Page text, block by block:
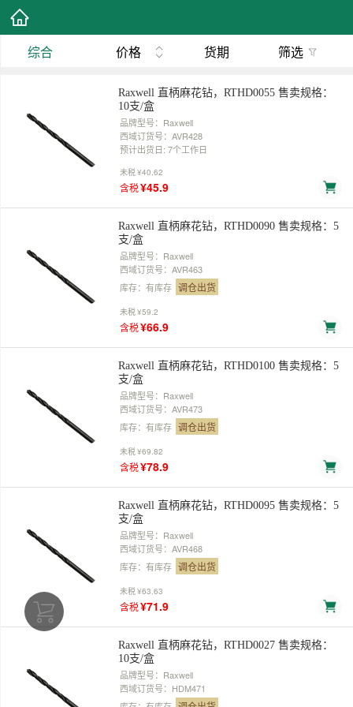
综合 价格 货期 筛选
Raxwell 直柄麻花钻，RTHD0055 售卖规格：
10支/盒
品牌型号：Raxwell
西域订货号：AVR428
预计出货日: 7个工作日
未税¥40.62
含税¥45.9
Raxwell 直柄麻花钻，RTHD0090 售卖规格：5
支/盒
品牌型号：Raxwell
西域订货号：AVR463
库存：有库存 调仓出货
未税¥59.2
含税¥66.9
Raxwell 直柄麻花钻，RTHD0100 售卖规格：5
支/盒
品牌型号：Raxwell
西域订货号：AVR473
库存：有库存 调仓出货
未税¥69.82
含税¥78.9
Raxwell 直柄麻花钻，RTHD0095 售卖规格：5
支/盒
品牌型号：Raxwell
西域订货号：AVR468
库存：有库存 调仓出货
未税¥63.63
含税¥71.9
Raxwell 直柄麻花钻，RTHD0027 售卖规格：
10支/盒
品牌型号：Raxwell
西域订货号：HDM471